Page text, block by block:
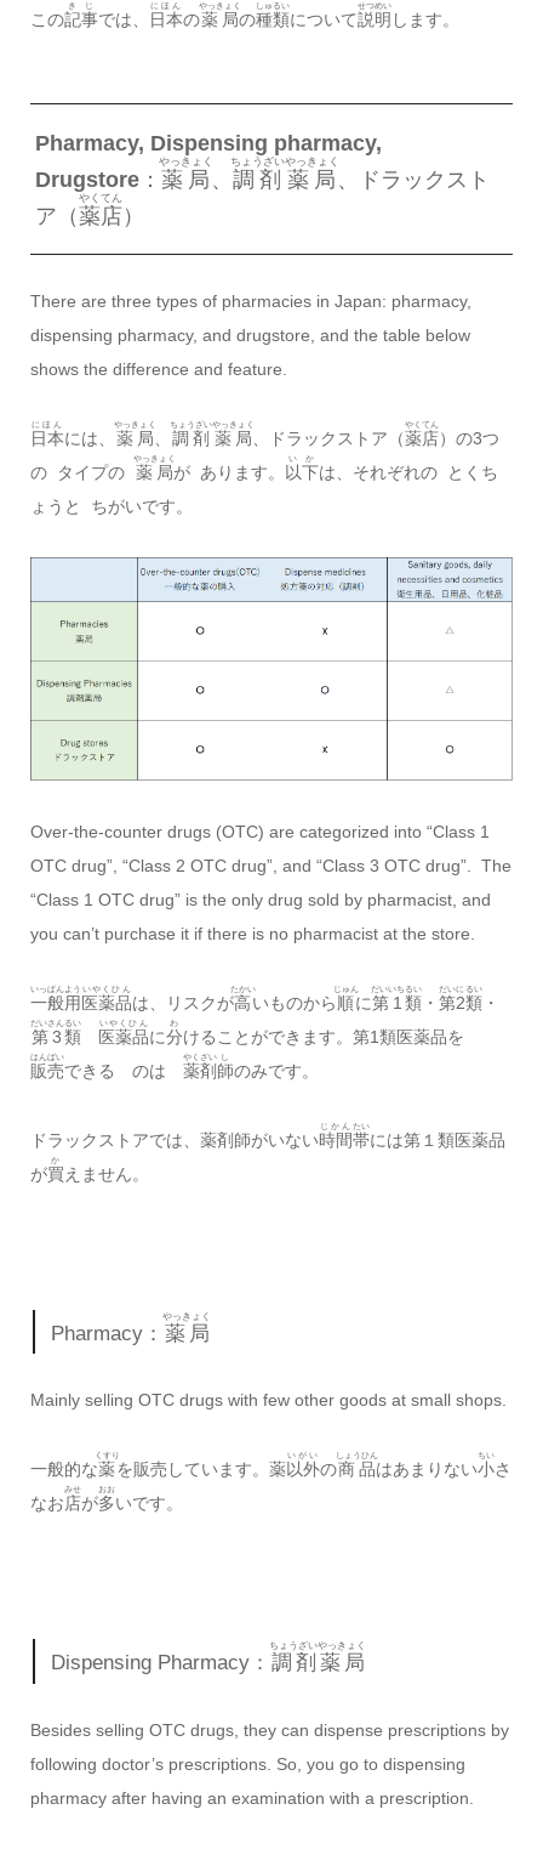
この記事
きじ
では、 日本
にほん
の薬局
やっきょく
の種類
しゅるい
について説明
せつめい
します。
Pharmacy, Dispensing pharmacy,
Drugstore： 薬局
やっきょく
、 調剤
ちょうざい
薬局
やっきょく
、ドラックスト
ア（薬店
やくてん
）
There are three types of pharmacies in Japan: pharmacy,
dispensing pharmacy, and drugstore, and the table below
shows the difference and feature.
日本
にほん
には、 薬局
やっきょく
、 調剤
ちょうざい
薬局
やっきょく
、ドラックストア（薬店
やくてん
）の3つ
の タイプの 薬局
やっきょく
が あります。 以下
いか
は、それぞれの とくち
ょうと ちがいです。
Over-the-counter drugs (OTC) are categorized into “Class 1
OTC drug”, “Class 2 OTC drug”, and “Class 3 OTC drug”. The
“Class 1 OTC drug” is the only drug sold by pharmacist, and
you can’t purchase it if there is no pharmacist at the store.
一般
いっぱん
用
よう
医薬品
いやくひん
は、リスクが高
たかい
いものから順
じゅん
に第1
だいいち
類
るい
・ 第2
だいに
類
るい
・
第3
だいさん
類
るい
医薬品
いやくひん
に分
わ
けることができます。第1類医薬品を
販売
はんばい
できる のは 薬剤
やくざい
師
し
のみです。
ドラックストアでは、薬剤師がいない時間
じかん
帯
たい
には第１類医薬品
が買
か
えません。
Pharmacy： 薬局
やっきょく
Mainly selling OTC drugs with few other goods at small shops.
一般的な薬
くすり
を販売しています。薬以外
いがい
の商品
しょうひん
はあまりない小
ちい
さ
なお店
みせ
が多
おお
いです。
Dispensing Pharmacy： 調剤
ちょうざい
薬局
やっきょく
Besides selling OTC drugs, they can dispense prescriptions by
following doctor’s prescriptions. So, you go to dispensing
pharmacy after having an examination with a prescription.